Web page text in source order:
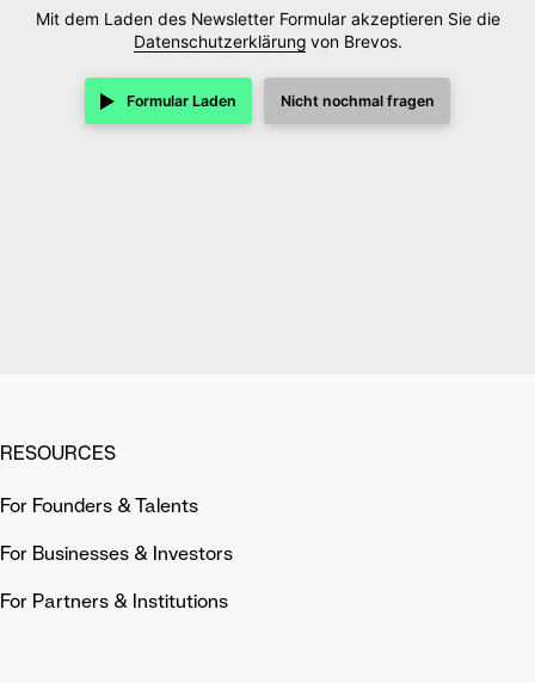
Mit dem Laden des Newsletter Formular akzeptieren Sie die
Datenschutzerklärungvon Brevos.
Formular Laden Nicht nochmal fragen
RESOURCES
For Founders & Talents
For Businesses & Investors
For Partners & Institutions